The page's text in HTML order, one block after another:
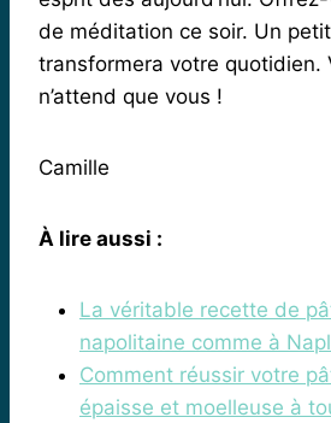
de méditation ce soir. Un
transformera votre quotidien.
n’attend que vous !
Camille
À lire aussi :
La véritable recette de
napolitaine comme à
Comment réussir votre
épaisse et moelleuse à